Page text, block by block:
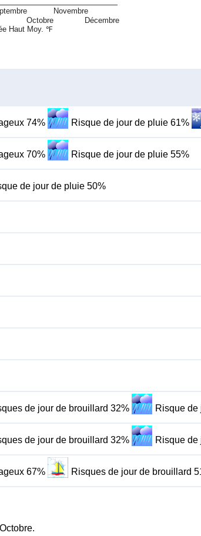
Haut Moy. ℉
Octobre
Novembre
Décembre
74% Risque de jour de pluie 61%
70% Risque de jour de pluie 55%
de jour de pluie 50%
de jour de brouillard 32% Risque de
de jour de brouillard 32% Risque de
67% Risques de jour de brouillard